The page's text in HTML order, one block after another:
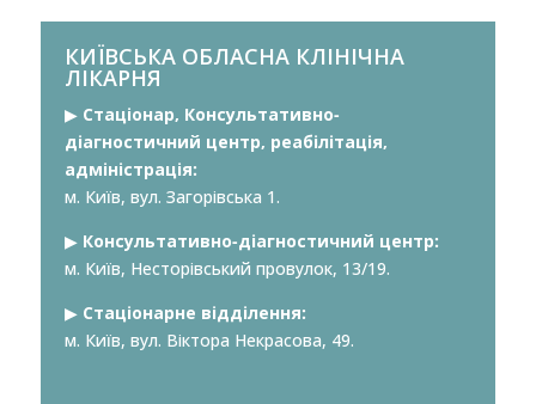
КИЇВСЬКА ОБЛАСНА КЛІНІЧНА
ЛІКАРНЯ
▶︎Стаціонар, Консультативно-
діагностичний центр, реабілітація,
адміністрація:
м. Київ, вул. Загорівська 1.
▶︎ Консультативно-діагностичний центр:
м. Київ, Несторівський провулок, 13/19.
▶︎ Стаціонарне відділення:
м. Київ, вул. Віктора Некрасова, 49.